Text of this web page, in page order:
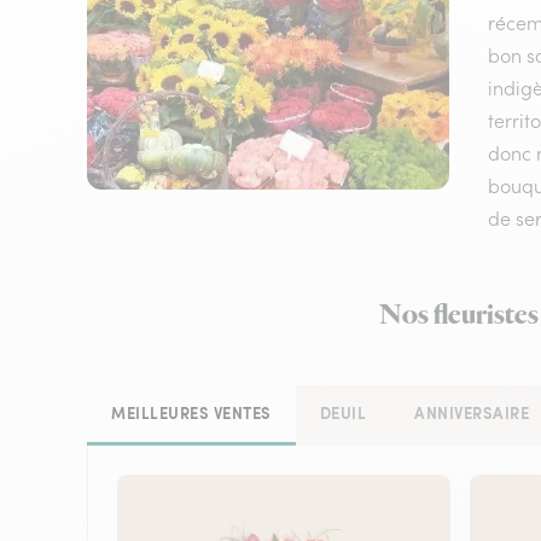
bon
donc
de
Nos
MEILLEURES VENTES DEUIL ANNIVERSAIRE